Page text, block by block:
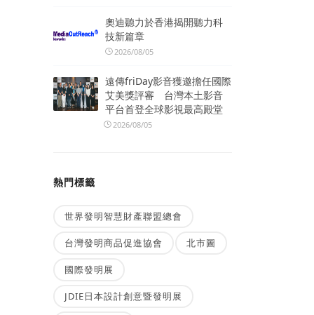
奧迪聽力於香港揭開聽力科
技新篇章
2026/08/05
遠傳friDay影音獲邀擔任國際
艾美獎評審 台灣本土影音
平台首登全球影視最高殿堂
2026/08/05
熱門標籤
世界發明智慧財產聯盟總會
台灣發明商品促進協會 北市圖
國際發明展
JDIE日本設計創意暨發明展